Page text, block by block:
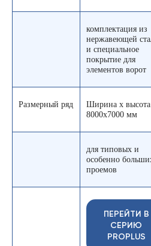
комплектация из
нержавеющей
и специальное
покрытие для
элементов ворот
Размерный ряд
Ширина х
8000х7000 мм
для типовых и
особенно
проемов
ПЕРЕЙТИ В
СЕРИЮ
PROPLUS